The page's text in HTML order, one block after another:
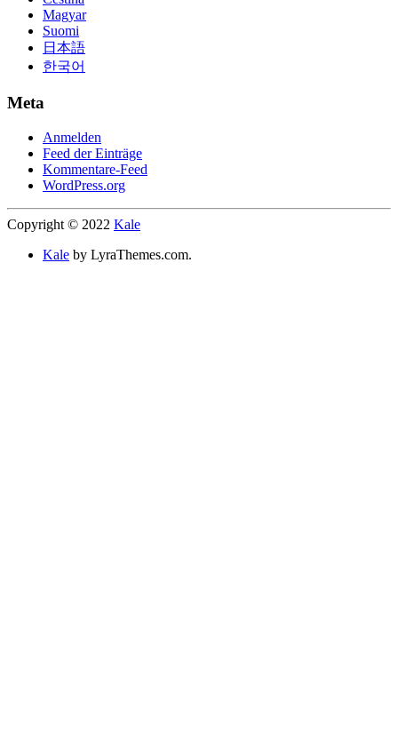
Magyar
Suomi
日本語
한국어
Meta
Anmelden
Feed der Einträge
Kommentare-Feed
WordPress.org
Copyright © 2022 Kale
Kale by LyraThemes.com.